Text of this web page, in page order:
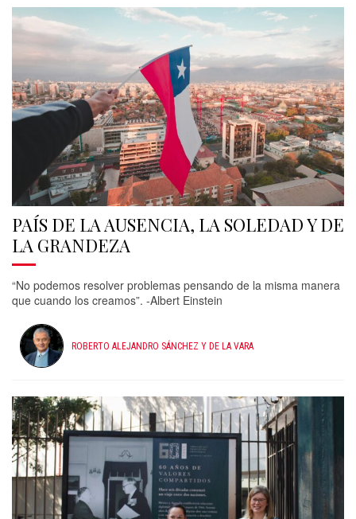
PAÍS DE LA AUSENCIA, LA SOLEDAD Y DE
LA GRANDEZA
“No podemos resolver problemas pensando de la misma manera
que cuando los creamos”. -Albert Einstein
ROBERTO ALEJANDRO SÁNCHEZ Y DE LA VARA